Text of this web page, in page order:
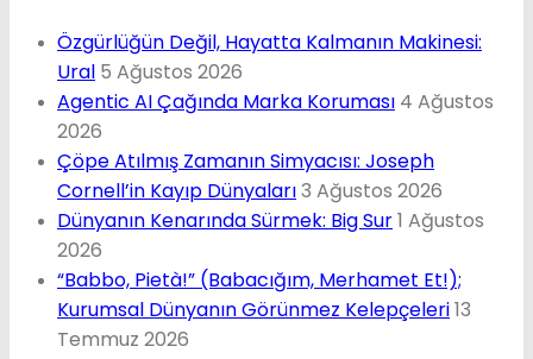
Özgürlüğün Değil, Hayatta Kalmanın Makinesi:
Ural 5 Ağustos 2026
Agentic AI Çağında Marka Koruması 4 Ağustos
2026
Çöpe Atılmış Zamanın Simyacısı: Joseph
Cornell’in Kayıp Dünyaları3 Ağustos 2026
Dünyanın Kenarında Sürmek: Big Sur1 Ağustos
2026
“Babbo, Pietà!” (Babacığım, Merhamet Et!);
Kurumsal Dünyanın Görünmez Kelepçeleri13
Temmuz 2026